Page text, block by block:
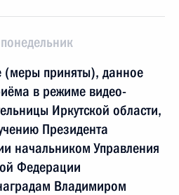
(меры приняты), данное
в режиме видео-
Иркутской области,
Президента
начальником Управления
Федерации
Владимиром